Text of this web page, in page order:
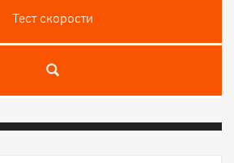
Тест скороcти